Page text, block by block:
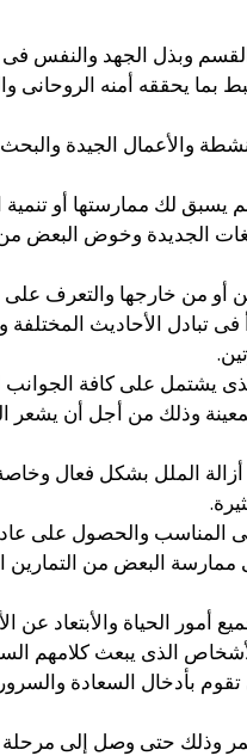
وبذل الجهد والنفس
بما يحققه أمنه الروحانى
والأعمال الجيدة
يسبق لك ممارستها أو
الجديدة وخوض البعض
أو من خارجها والتعرف على
فى تبادل الأحاديث
يشتمل على كافة الجوانب
وذلك من أجل أن يشعر
الملل بشكل فعال
المناسب والحصول على
البعض من التمارين
الحياة والأبتعاد عن
الذى يبعث كلامهم
تقوم بأدخال السعادة
وذلك حتى وصل إلى مرحلة